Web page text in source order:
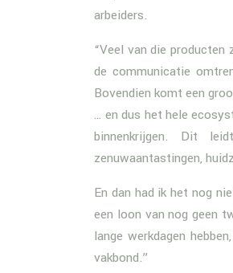
arbeiders.
“Veel van die
de communicatie
Bovendien komt een
… en dus het hele
binnenkrijgen. Dit
zenuwaantastingen,
En dan had ik het nog
een loon van nog geen
lange werkdagen
vakbond.”